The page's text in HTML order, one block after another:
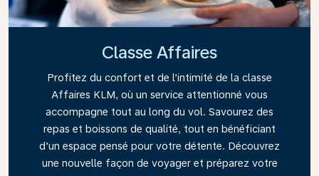
Classe Affaires
Profitez du confort et de l’intimité de la classe
Affaires KLM, où un service attentionné vous
accompagne tout au long du vol. Savourez des
repas et boissons de qualité, tout en bénéficiant
d’un espace pensé pour votre détente. Découvrez
une nouvelle façon de voyager et préparez votre